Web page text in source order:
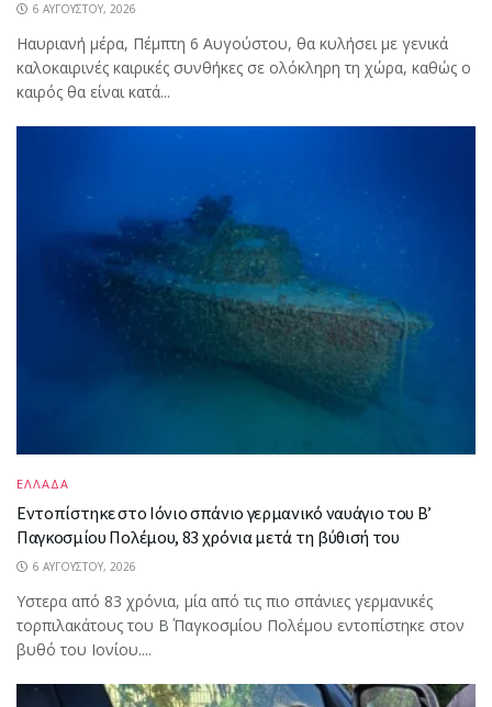
6 ΑΥΓΟΎΣΤΟΥ, 2026
Ηαυριανή μέρα, Πέμπτη 6 Αυγούστου, θα κυλήσει με γενικά
καλοκαιρινές καιρικές συνθήκες σε ολόκληρη τη χώρα, καθώς ο
καιρός θα είναι κατά...
ΕΛΛΑΔΑ
Εντοπίστηκε στο Ιόνιο σπάνιο γερμανικό ναυάγιο του Β’
Παγκοσμίου Πολέμου, 83 χρόνια μετά τη βύθισή του
6 ΑΥΓΟΎΣΤΟΥ, 2026
Υστερα από 83 χρόνια, μία από τις πιο σπάνιες γερμανικές
τορπιλακάτους του Β΄ Παγκοσμίου Πολέμου εντοπίστηκε στον
βυθό του Ιονίου....